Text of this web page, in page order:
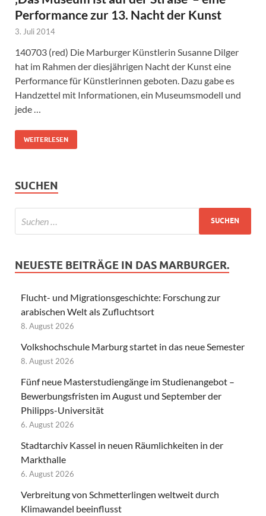
Performance zur 13. Nacht der Kunst
3. Juli 2014
140703 (red) Die Marburger Künstlerin Susanne Dilger
hat im Rahmen der diesjährigen Nacht der Kunst eine
Performance für Künstlerinnen geboten. Dazu gabe es
Handzettel mit Informationen, ein Museumsmodell und
jede …
WEITERLESEN
SUCHEN
NEUESTE BEITRÄGE IN DAS MARBURGER.
Flucht- und Migrationsgeschichte: Forschung zur
arabischen Welt als Zufluchtsort
8. August 2026
Volkshochschule Marburg startet in das neue Semester
8. August 2026
Fünf neue Masterstudiengänge im Studienangebot –
Bewerbungsfristen im August und September der
Philipps-Universität
6. August 2026
Stadtarchiv Kassel in neuen Räumlichkeiten in der
Markthalle
6. August 2026
Verbreitung von Schmetterlingen weltweit durch
Klimawandel beeinflusst